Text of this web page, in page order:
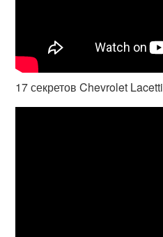
17 секретов Chevrolet Lacetti